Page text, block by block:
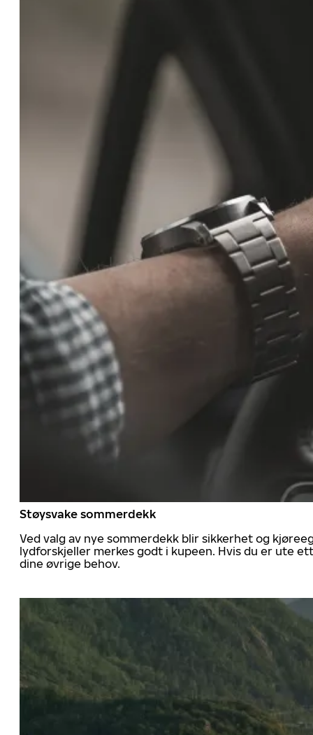
Støysvake sommerdekk
Ved valg av nye sommerdekk blir sikkerhet og
lydforskjeller merkes godt i kupeen. Hvis du er ute
dine øvrige behov.